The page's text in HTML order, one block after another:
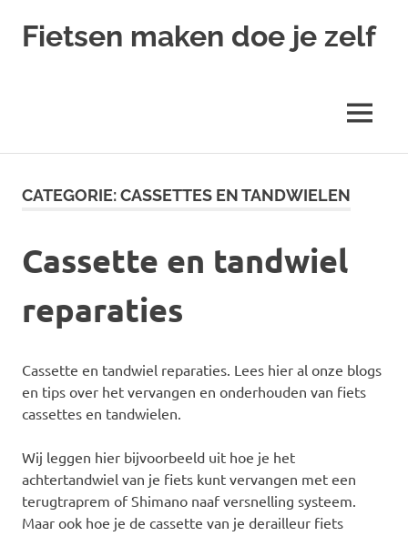
Fietsen maken doe je zelf
MENU
CATEGORIE:CASSETTES EN TANDWIELEN
Cassette en tandwiel
reparaties
Cassette en tandwiel reparaties. Lees hier al onze blogs
en tips over het vervangen en onderhouden van fiets
cassettes en tandwielen.
Wij leggen hier bijvoorbeeld uit hoe je het
achtertandwiel van je fiets kunt vervangen met een
terugtraprem of Shimano naaf versnelling systeem.
Maar ook hoe je de cassette van je derailleur fiets